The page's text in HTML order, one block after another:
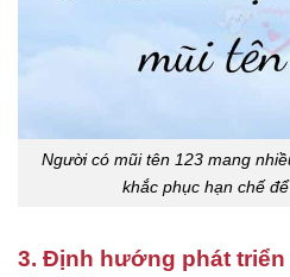
Người có mũi tên 123 mang
khắc phục hạn chế
3. Định hướng phát